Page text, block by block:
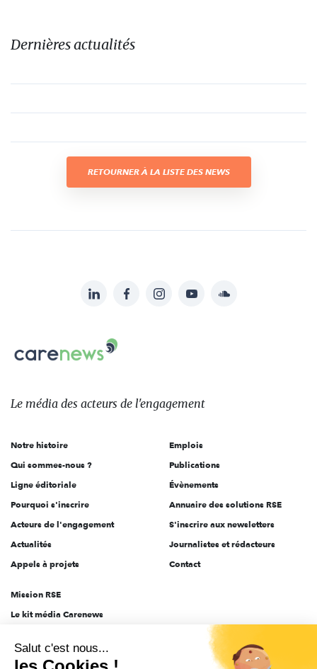
Dernières actualités
RETOURNER À LA LISTE DES NEWS
sur:
LinkedInFacebookInstagramYouTubeSoundcloud
Le
des
l'engagement
Le média des acteurs de l'engagement
Notre histoire
Qui sommes-nous ?
Ligne éditoriale
Pourquoi s'inscrire
Acteurs de l'engagement
Actualités
Appels à projets
Emplois
Publications
Évènements
Annuaire des solutions RSE
S'inscrire aux newsletters
Journalistes et rédacteurs
Contact
Mission RSE
Le kit média Carenews
AEF info
Salut c'est nous...